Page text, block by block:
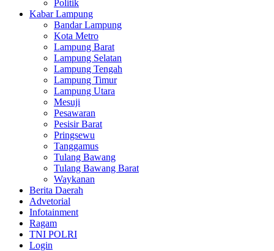
Politik
Kabar Lampung
Bandar Lampung
Kota Metro
Lampung Barat
Lampung Selatan
Lampung Tengah
Lampung Timur
Lampung Utara
Mesuji
Pesawaran
Pesisir Barat
Pringsewu
Tanggamus
Tulang Bawang
Tulang Bawang Barat
Waykanan
Berita Daerah
Advetorial
Infotainment
Ragam
TNI POLRI
Login